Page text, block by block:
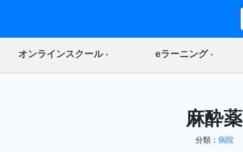
オンラインスクール(current) eラーニング(current)
麻酔薬
分類： 病院